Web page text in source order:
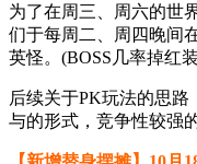
为了在周三、周六的世
们于每周二、周四晚间
英怪。(BOSS几率掉红
后续关于PK玩法的思
与的形式，竞争性较强